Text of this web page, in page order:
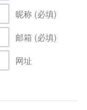
昵称 (必填)
邮箱 (必填)
网址